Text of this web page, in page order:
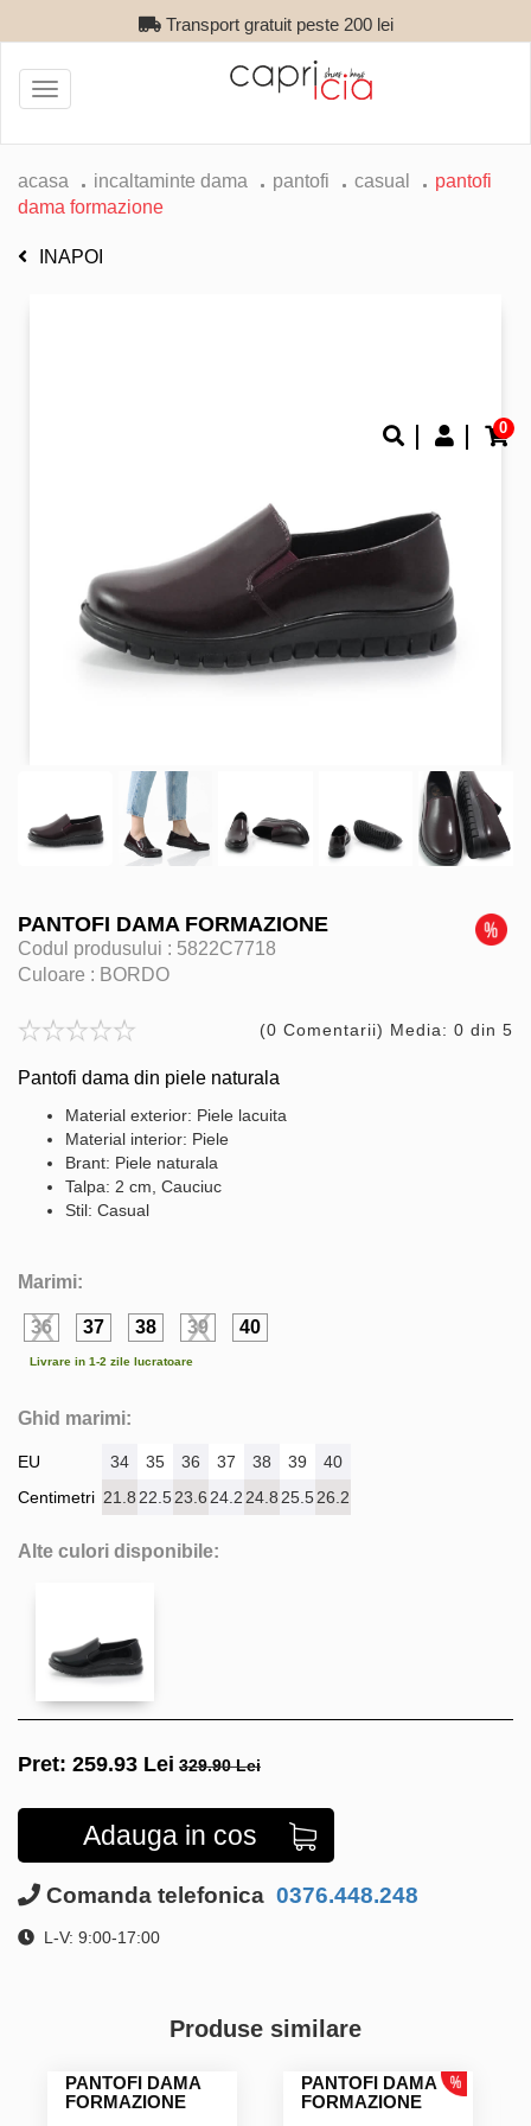
Transport gratuit peste 200 lei
0
Toggle
navigation
acasa incaltaminte dama pantofi casual
pantofi
dama formazione
INAPOI
PANTOFI DAMA FORMAZIONE
Codul produsului : 5822C7718
Culoare : BORDO
(0 Comentarii) Media: 0 din 5
Pantofi dama din piele naturala
Material exterior: Piele lacuita
Material interior: Piele
Brant: Piele naturala
Talpa: 2 cm, Cauciuc
Stil: Casual
Marimi:
36 37 38 39 40
Livrare in 1-2 zile lucratoare
Ghid marimi:
EU
Centimetri
34 35 36 37 38 39
40
21.8 22.523.6 24.2 24.8 25.526.2
Alte culori disponibile:
Pret: 259.93 Lei 329.90 Lei
Adauga in cos
Comanda telefonica 0376.448.248
L-V: 9:00-17:00
Produse similare
PANTOFI DAMA
FORMAZIONE
PANTOFI DAMA
FORMAZIONE